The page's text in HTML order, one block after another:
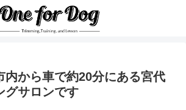
内から車で約20分にある宮代
グサロンです